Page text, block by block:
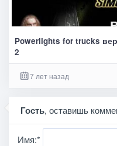
Powerlights for trucks
2
7 лет назад
Гость, оставишь
Имя:*